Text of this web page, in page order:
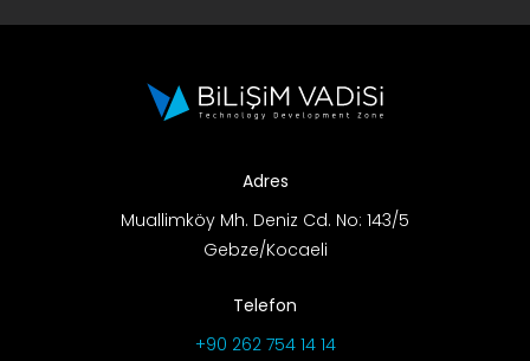
Adres
Muallimköy Mh. Deniz Cd. No: 143/5
Gebze/Kocaeli
Telefon
+90 262 754 14 14